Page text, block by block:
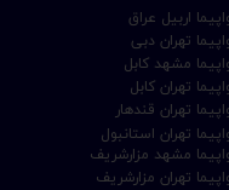
تهران کابل
تهران مزارشریف
مشهد کابل
تهران قندهار
مشهد مزارشریف
تهران دبی
تهران استانبول
اربیل عراق